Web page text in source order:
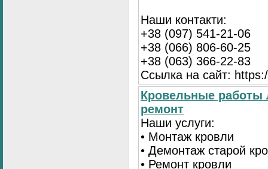
Наши контакти:
+38 (097) 541-21-06
+38 (066) 806-60-25
+38 (063) 366-22-83
Ссылка на сайт:
Кровельные
ремонт
Наши услуги:
• Монтаж кровли
• Демонтаж старой
• Ремонт кровли